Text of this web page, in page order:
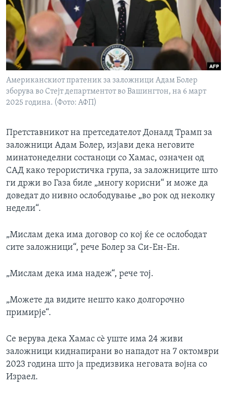
ИНТЕРВЈУА
Јазици
Американскиот пратеник за заложници Адам Болер
зборува во Стејт департментот во Вашингтон, на 6 март
2025 година. (Фото: АФП)
Претставникот на претседателот Доналд Трамп за
заложници Адам Болер, изјави дека неговите
минатонеделни состаноци со Хамас, означен од
САД како терористичка група, за заложниците што
ги држи во Газа биле „многу корисни“ и може да
доведат до нивно ослободување „во рок од неколку
недели“.
„Мислам дека има договор со кој ќе се ослободат
сите заложници“, рече Болер за Си-Ен-Ен.
„Мислам дека има надеж“, рече тој.
„Можете да видите нешто како долгорочно
примирје“.
Се верува дека Хамас сè уште има 24 живи
заложници киднапирани во нападот на 7 октомври
2023 година што ја предизвика неговата војна со
Израел.